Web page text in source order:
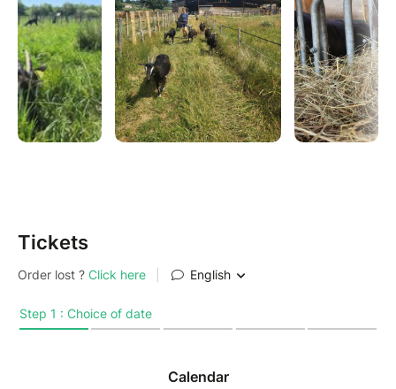
Tickets